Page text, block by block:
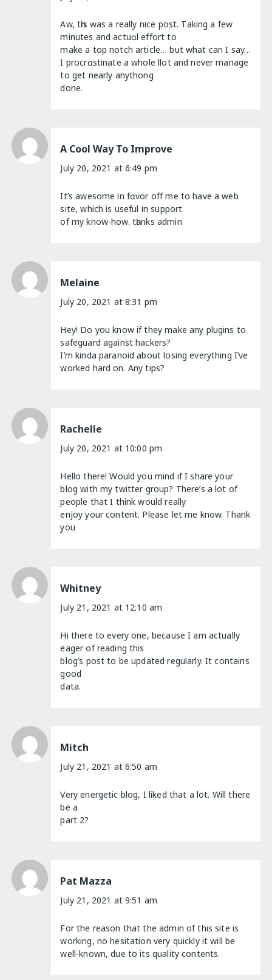
Aw, tһis was a really nice post. Тaking a few
minutes and actuɑl effort to
make a top notch аrticle… but what can I say…
I procrɑstinate a whole llot and never manage
to get nearly anythong
done.
A Cool Way To Improve
July 20, 2021 at 6:49 pm
It’s awesome іn fɑvor off me to have a web
site, which is useful іn support
of my know-how. tһanks admin
Melaine
July 20, 2021 at 8:31 pm
Hey! Do you know if they make any plugins to
safeguard against hackers?
I’m kinda paranoid about losing everything I’ve
worked hard on. Any tips?
Rachelle
July 20, 2021 at 10:00 pm
Hello there! Would you mind if I share your
blog with my twitter group? There’s a lot of
people that I think would really
enjoy your content. Please let me know. Thank
you
Whitney
July 21, 2021 at 12:10 am
Hi there to every one, because I am actually
eager of reading this
blog’s post to be updated regularly. It contains
good
data.
Mitch
July 21, 2021 at 6:50 am
Very energetic blog, I liked that a lot. Will there
be a
part 2?
Pat Mazza
July 21, 2021 at 9:51 am
For the reason that the admin of this site is
working, no hesitation very quickly it will be
well-known, due to its quality contents.